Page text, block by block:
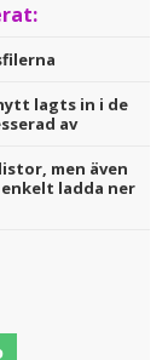
lagts in i de
av
men även
ladda ner